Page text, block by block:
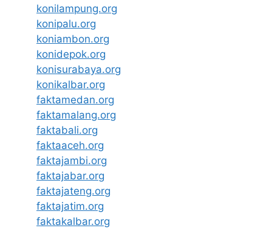
konilampung.org
konipalu.org
koniambon.org
konidepok.org
konisurabaya.org
konikalbar.org
faktamedan.org
faktamalang.org
faktabali.org
faktaaceh.org
faktajambi.org
faktajabar.org
faktajateng.org
faktajatim.org
faktakalbar.org